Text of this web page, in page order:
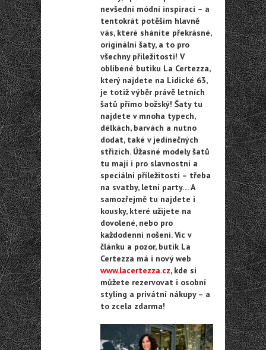
nevšední módní inspiraci – a
tentokrát potěším hlavně
vás, které sháníte překrásné,
originální šaty, a to pro
všechny příležitosti! V
oblíbené butiku La Certezza,
který najdete na Lidické 63,
je totiž výběr právě letních
šatů přímo božský! Šaty tu
najdete v mnoha typech,
délkách, barvách a nutno
dodat, také v jedinečných
střizích. Úžasné modely šatů
tu mají i pro slavnostní a
speciální příležitosti – třeba
na svatby, letní party… A
samozřejmě tu najdete i
kousky, které užijete na
dovolené, nebo pro
každodenní nošení. Víc v
článku a pozor, butik La
Certezza má i nový web
www.lacertezza.cz, kde si
můžete rezervovat i osobní
styling a privátní nákupy – a
to zcela zdarma!